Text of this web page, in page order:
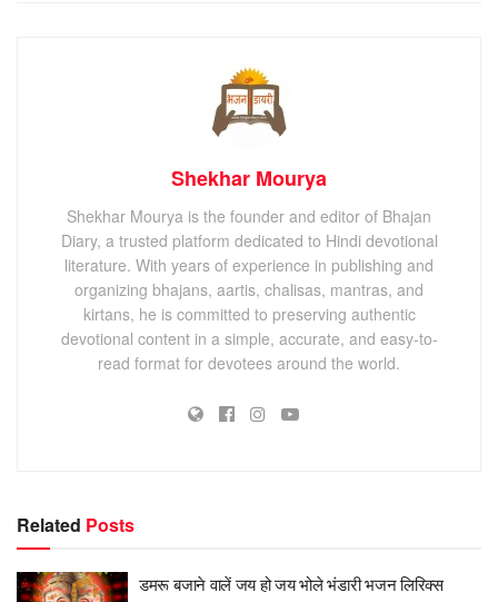
Shekhar Mourya
Shekhar Mourya is the founder and editor of Bhajan
Diary, a trusted platform dedicated to Hindi devotional
literature. With years of experience in publishing and
organizing bhajans, aartis, chalisas, mantras, and
kirtans, he is committed to preserving authentic
devotional content in a simple, accurate, and easy-to-
read format for devotees around the world.
Related Posts
डमरू बजाने वालें जय हो जय भोले भंडारी भजन लिरिक्स